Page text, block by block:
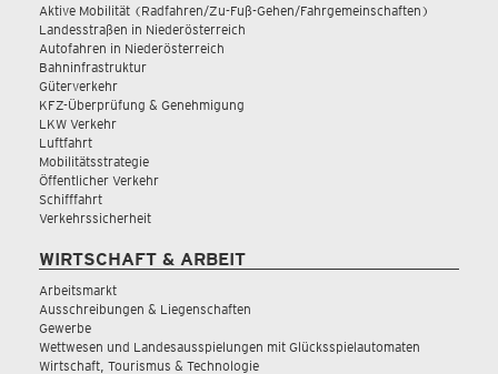
Aktive Mobilität (Radfahren/Zu-Fuß-Gehen/Fahrgemeinschaften)
Landesstraßen in Niederösterreich
Autofahren in Niederösterreich
Bahninfrastruktur
Güterverkehr
KFZ-Überprüfung & Genehmigung
LKW Verkehr
Luftfahrt
Mobilitätsstrategie
Öffentlicher Verkehr
Schifffahrt
Verkehrssicherheit
WIRTSCHAFT & ARBEIT
Arbeitsmarkt
Ausschreibungen & Liegenschaften
Gewerbe
Wettwesen und Landesausspielungen mit Glücksspielautomaten
Wirtschaft, Tourismus & Technologie